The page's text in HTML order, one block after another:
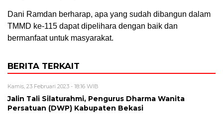
Dani Ramdan berharap, apa yang sudah dibangun dalam
TMMD ke-115 dapat dipelihara dengan baik dan
bermanfaat untuk masyarakat.
BERITA TERKAIT
Kamis, 23 Februari 2023 - 18:16 WIB
Jalin Tali Silaturahmi, Pengurus Dharma Wanita
Persatuan (DWP) Kabupaten Bekasi